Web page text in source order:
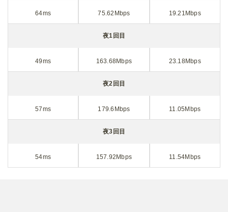
64ms 75.62Mbps 19.21Mbps
夜1回目
49ms 163.68Mbps 23.18Mbps
夜2回目
57ms 179.6Mbps 11.05Mbps
夜3回目
54ms 157.92Mbps 11.54Mbps